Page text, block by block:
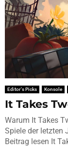
Editor's Picks Konsole
It Takes
Warum It Takes
Spiele der letzten
Beitrag lesen It